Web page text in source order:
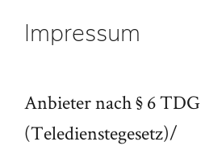
Impressum
Anbieter nach § 6 TDG
(Teledienstegesetz)/